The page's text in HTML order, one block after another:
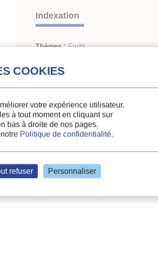
Indexation
Thèmes : Fruits
Mots-clés :
votre expérience utilisateur.
à tout moment en cliquant sur
bas à droite de nos pages.
Politique de confidentialité.
refuser Personnaliser